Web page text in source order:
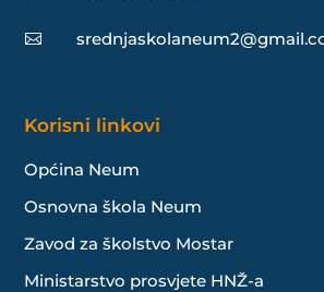

Korisni linkovi
Općina Neum
Osnovna škola Neum
Zavod za školstvo Mostar
Ministarstvo prosvjete HNŽ-a